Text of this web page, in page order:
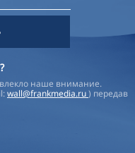
наше внимание.
wall@frankmedia.ru) передав